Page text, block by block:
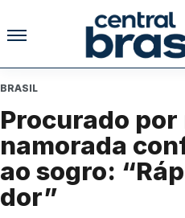
Pular para o conteúdo
BRASIL
Procurado
namorada
ao sogro:
dor”